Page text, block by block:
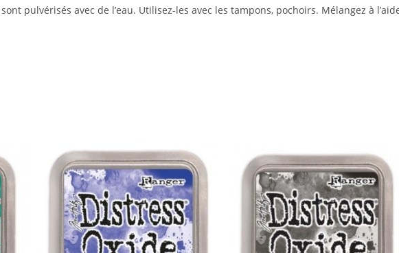
pulvérisés avec de l’eau. Utilisez-les avec les tampons, pochoirs. Mélangez à